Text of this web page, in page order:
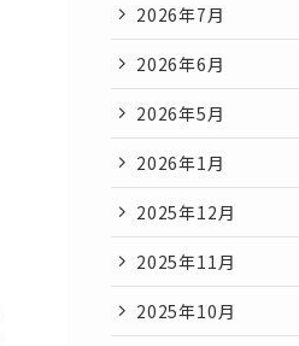
2026年7月
2026年6月
2026年5月
2026年1月
2025年12月
2025年11月
2025年10月